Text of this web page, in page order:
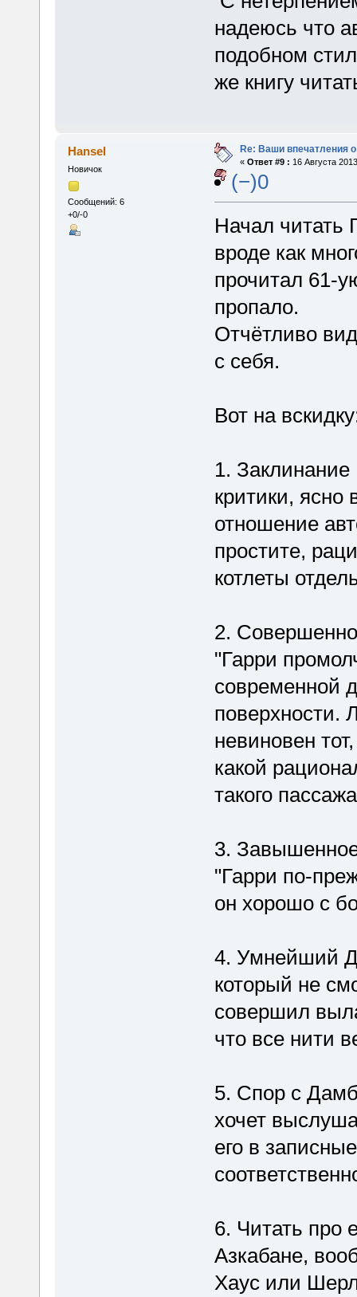
надеюсь что
подобном
же книгу
Hansel
Новичок
Сообщений: 6
+0/-0
Re: Ваши впечатления о
« Ответ #9 : 16 Августа
(−)0
Начал
вроде как
прочитал 61-
пропало.
Отчётливо
с себя.
Вот на
1.
критики, ясно
отношение
простите,
котлеты
2.
"Гарри
современной
поверхности.
невиновен
какой
такого
3.
"Гарри по-
он хорошо с
4. Умнейший
который не
совершил
что все нити
5. Спор с
хочет
его в
6. Читать про
Азкабане,
Хаус или